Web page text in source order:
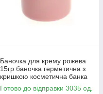
Баночка для крему рожева
15гр баночка герметична з
кришкою косметична банка
пластикова креманка 15 мл
Готово до відправки 3035 од.